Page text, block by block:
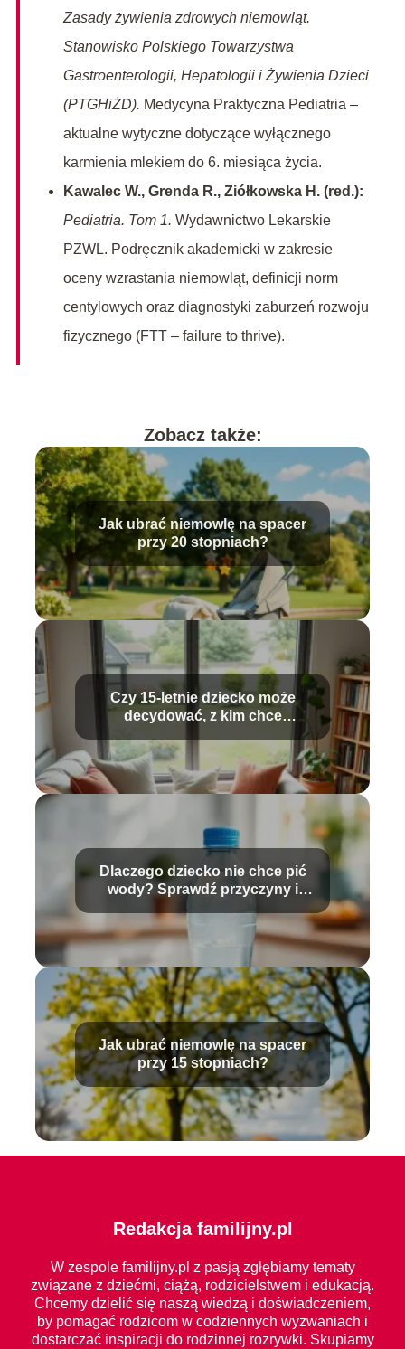
Zasady żywienia zdrowych niemowląt.
Stanowisko Polskiego Towarzystwa
Gastroenterologii, Hepatologii i Żywienia Dzieci
(PTGHiŻD). Medycyna Praktyczna Pediatria –
aktualne wytyczne dotyczące wyłącznego
karmienia mlekiem do 6. miesiąca życia.
Kawalec W., Grenda R., Ziółkowska H. (red.):
Pediatria. Tom 1. Wydawnictwo Lekarskie
PZWL. Podręcznik akademicki w zakresie
oceny wzrastania niemowląt, definicji norm
centylowych oraz diagnostyki zaburzeń rozwoju
fizycznego (FTT – failure to thrive).
Zobacz także:
Jak ubrać niemowlę na spacer
przy 20 stopniach?
Czy 15-letnie dziecko może
decydować, z kim chce
Dlaczego dziecko nie chce pić
wody? Sprawdź przyczyny i
Jak ubrać niemowlę na spacer
przy 15 stopniach?
Redakcja familijny.pl
W zespole familijny.pl z pasją zgłębiamy tematy
związane z dziećmi, ciążą, rodzicielstwem i edukacją.
Chcemy dzielić się naszą wiedzą i doświadczeniem,
by pomagać rodzicom w codziennych wyzwaniach i
dostarczać inspiracji do rodzinnej rozrywki. Skupiamy